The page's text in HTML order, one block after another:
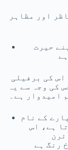
اور مظاہر
حیرت
اس کی برفیلی
کی وجہ سے یہ
امیدوار ہے۔
کے نام
ہے، اس
رنگ ہے